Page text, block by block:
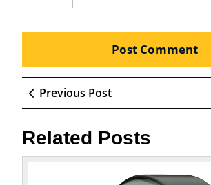
Beitragsnavigation
Previous PostPrevious
Post
Related Posts